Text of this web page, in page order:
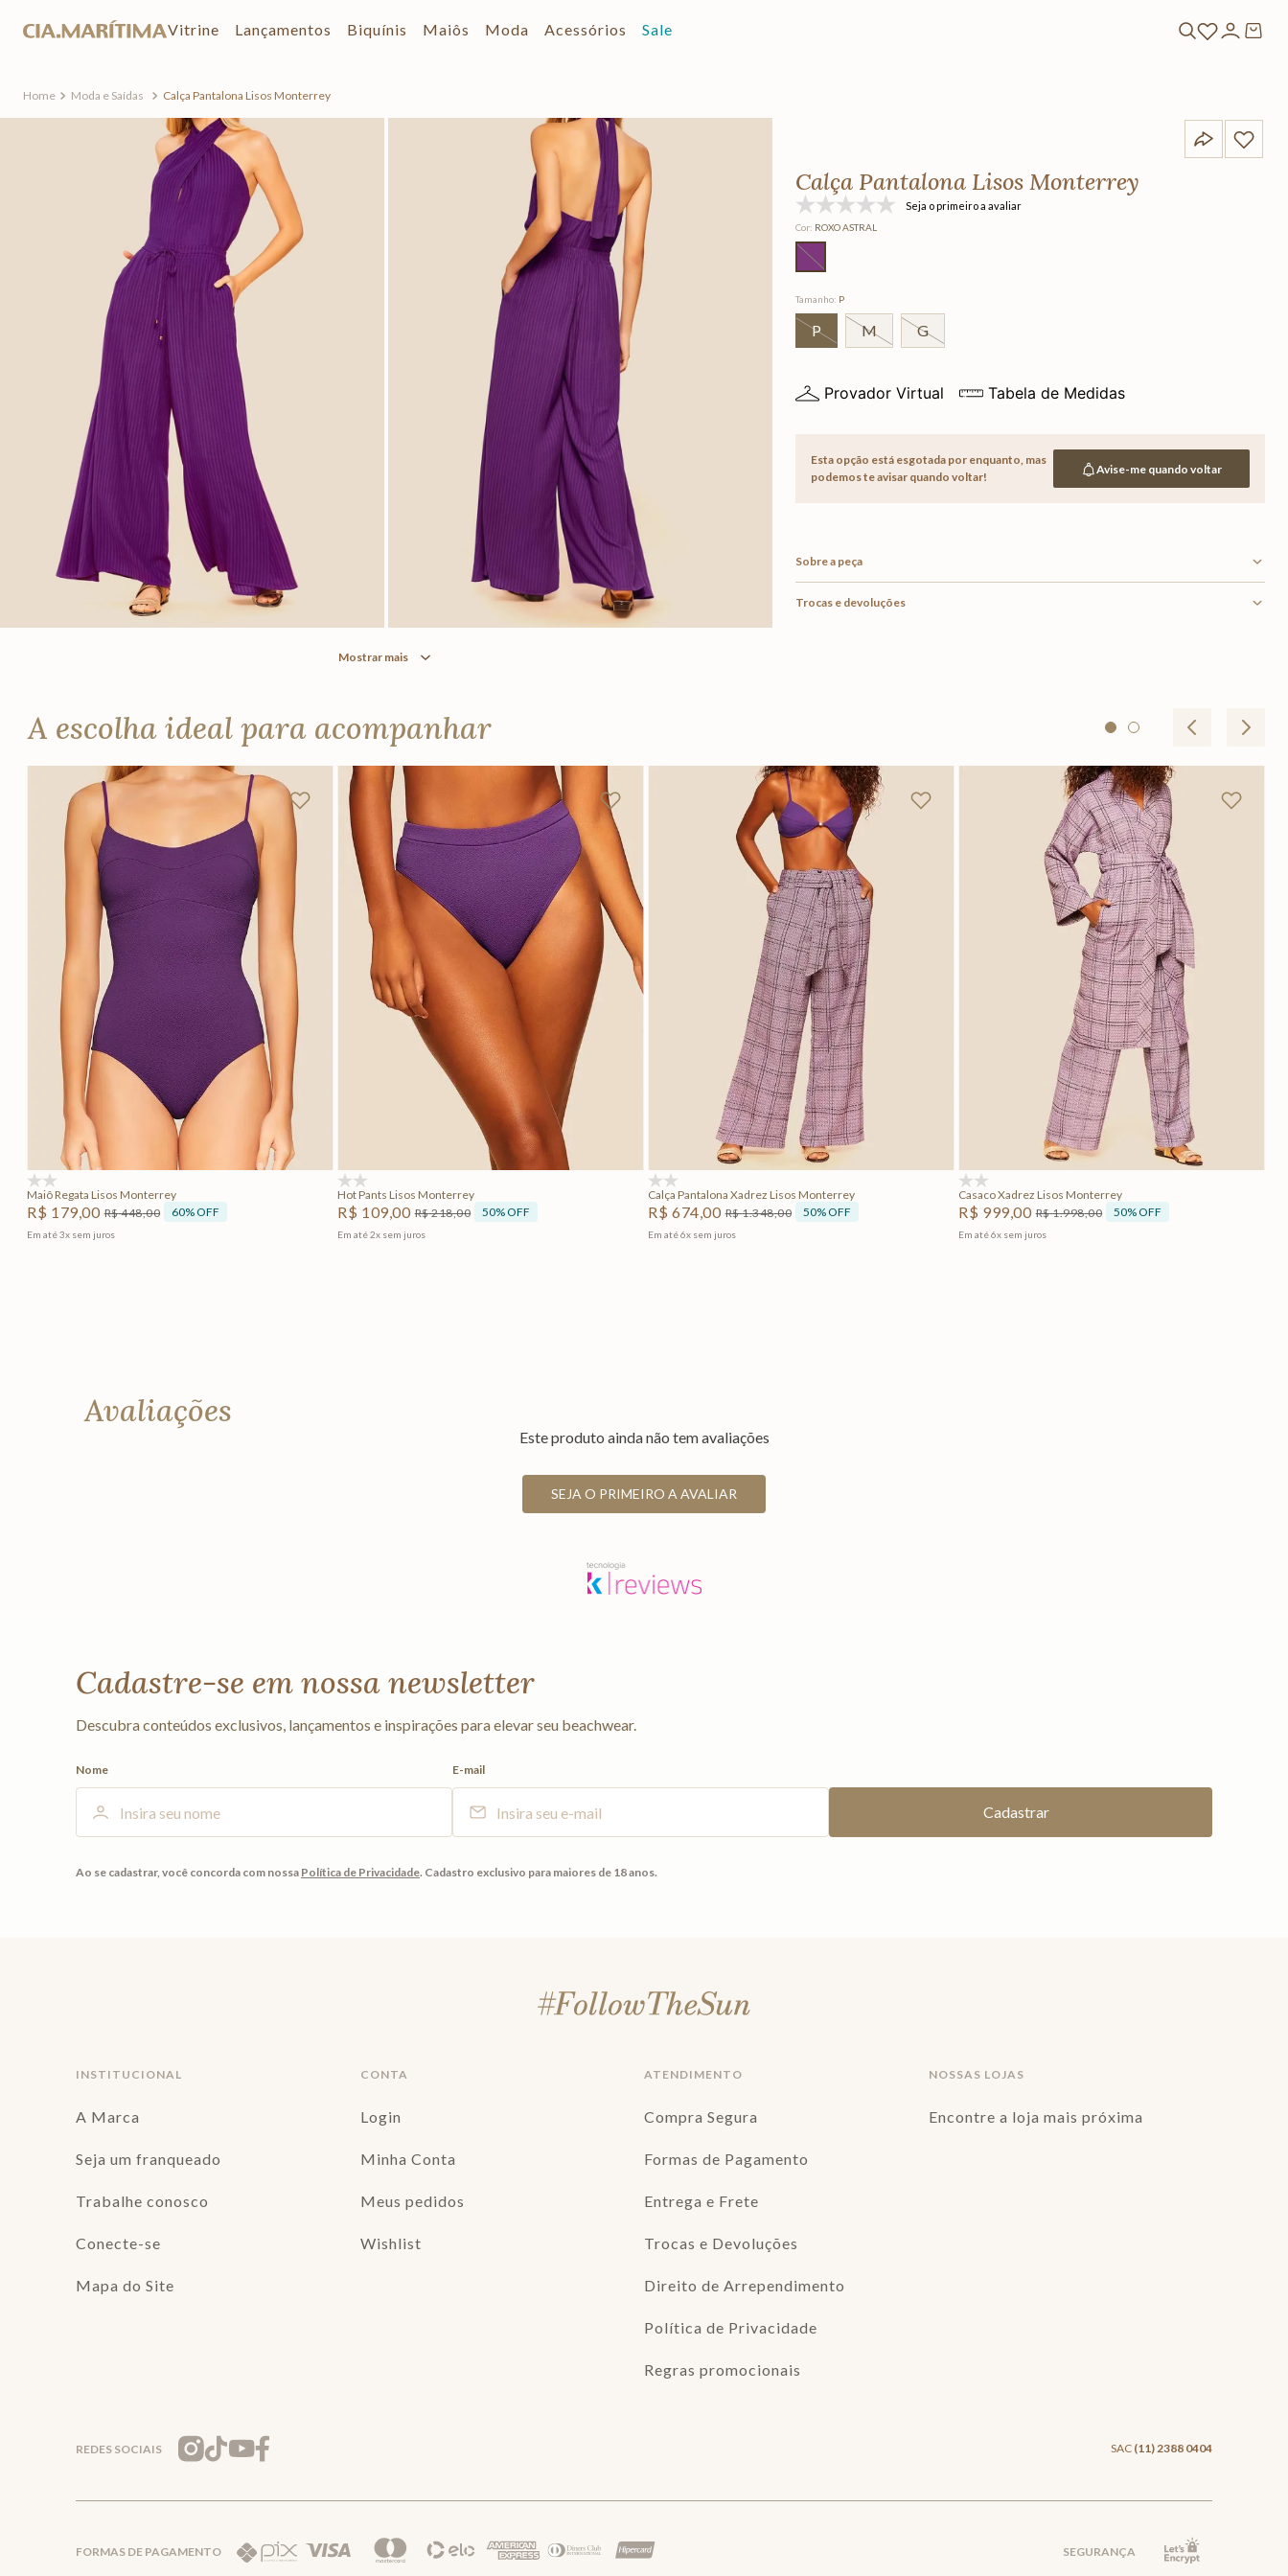
Vitrine Lançamentos Biquínis Maiôs Moda Acessórios Sale
Moda e Saídas Calça Pantalona Lisos Monterrey
Mostrar mais
Calça Pantalona Lisos Monterrey
Seja o primeiro a avaliar
Cor: ROXO ASTRAL
Tamanho: P
P M G
Provador Virtual Tabela de Medidas
Esta opção está esgotada por enquanto, mas
podemos te avisar quando voltar!
Avise-me quando voltar
Sobre a peça
Trocas e devoluções
A escolha ideal para acompanhar
PP P M
Adicionar na sacola
Maiô Regata Lisos Monterrey
R$ 179,00 R$448,00 60% OFF
Em até3x sem juros
P M G
Adicionar na sacola
Hot Pants Lisos Monterrey
R$ 109,00 R$218,00 50% OFF
Em até2x sem juros
M G
Adicionar na sacola
Calça Pantalona Xadrez Lisos Monterrey
R$ 674,00 R$1.348,00 50% OFF
Em até6x sem juros
M GG
Adicionar na sacola
Casaco Xadrez Lisos Monterrey
R$ 999,00 R$1.998,00 50% OFF
Em até6x sem juros
Avaliações
Este produto ainda não tem avaliações
SEJA O PRIMEIRO A AVALIAR
Cadastre-se em nossa newsletter
Descubra conteúdos exclusivos, lançamentos e inspirações para elevar seu beachwear.
Nome E-mail
Ao se cadastrar, você concorda com nossa Política de Privacidade. Cadastro exclusivo para maiores de 18 anos.
INSTITUCIONAL
A Marca
Seja um franqueado
Trabalhe conosco
Conecte-se
Mapa do Site
CONTA
Login
Minha Conta
Meus pedidos
Wishlist
ATENDIMENTO
Compra Segura
Formas de Pagamento
Entrega e Frete
Trocas e Devoluções
Direito de Arrependimento
Política de Privacidade
Regras promocionais
NOSSAS LOJAS
Encontre a loja mais próxima
REDES SOCIAIS SAC (11) 2388 0404
FORMAS DE PAGAMENTO SEGURANÇA